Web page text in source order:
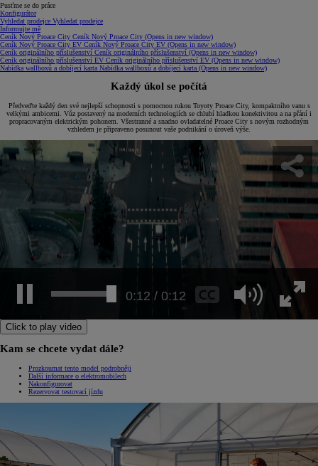
Pusťme se do práce
Konfigurátor
Vyhledat prodejce Vyhledat prodejce
Informujte mě
Ceník Nový Proace City Ceník Nový Proace City (Opens in new window)
Ceník Nový Proace City EV Ceník Nový Proace City EV (Opens in new window)
Ceník originálního příslušenství Ceník originálního příslušenství (Opens in new window)
Ceník originálního příslušenství EV Ceník originálního příslušenství EV (Opens in new window)
Nabídka wallboxů a dobíjecí karta Nabídka wallboxů a dobíjecí karta (Opens in new window)
Každý úkol se počítá
Předveďte každý den své nejlepší schopnosti s pomocnou rukou Toyoty Proace City, kompaktního vanu s
velkými ambicemi. Vůz postavený na moderních technologiích se chlubí hladkou konektivitou a na přání i
propracovaným elektrickým pohonem. Všestranné a snadno ovladatelné Proace City s novým rozhodným
vzhledem je připraveno posunout vaše podnikání o úroveň výše.
0:12 / 0:12
Click to play video
Kam se chcete vydat dále?
Prozkoumat tento model podrobněji
Další informace o elektromobilech
Nakonfigurovat
Rezervovat testovací jízdu